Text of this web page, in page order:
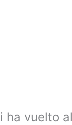
ha vuelto al